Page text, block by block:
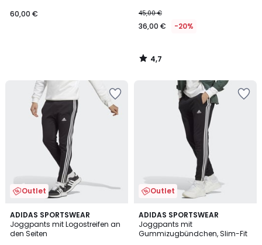
60,00 € 45,00 €
36,00 € -20%
4,7
/
Outlet
ADIDAS SPORTSWEAR
Joggpants mit Logostreifen an
den Seiten
4,8
/ 5
Outlet
ADIDAS SPORTSWEAR
Joggpants mit
Gummizugbündchen, Slim-Fit
4,7
/ 5